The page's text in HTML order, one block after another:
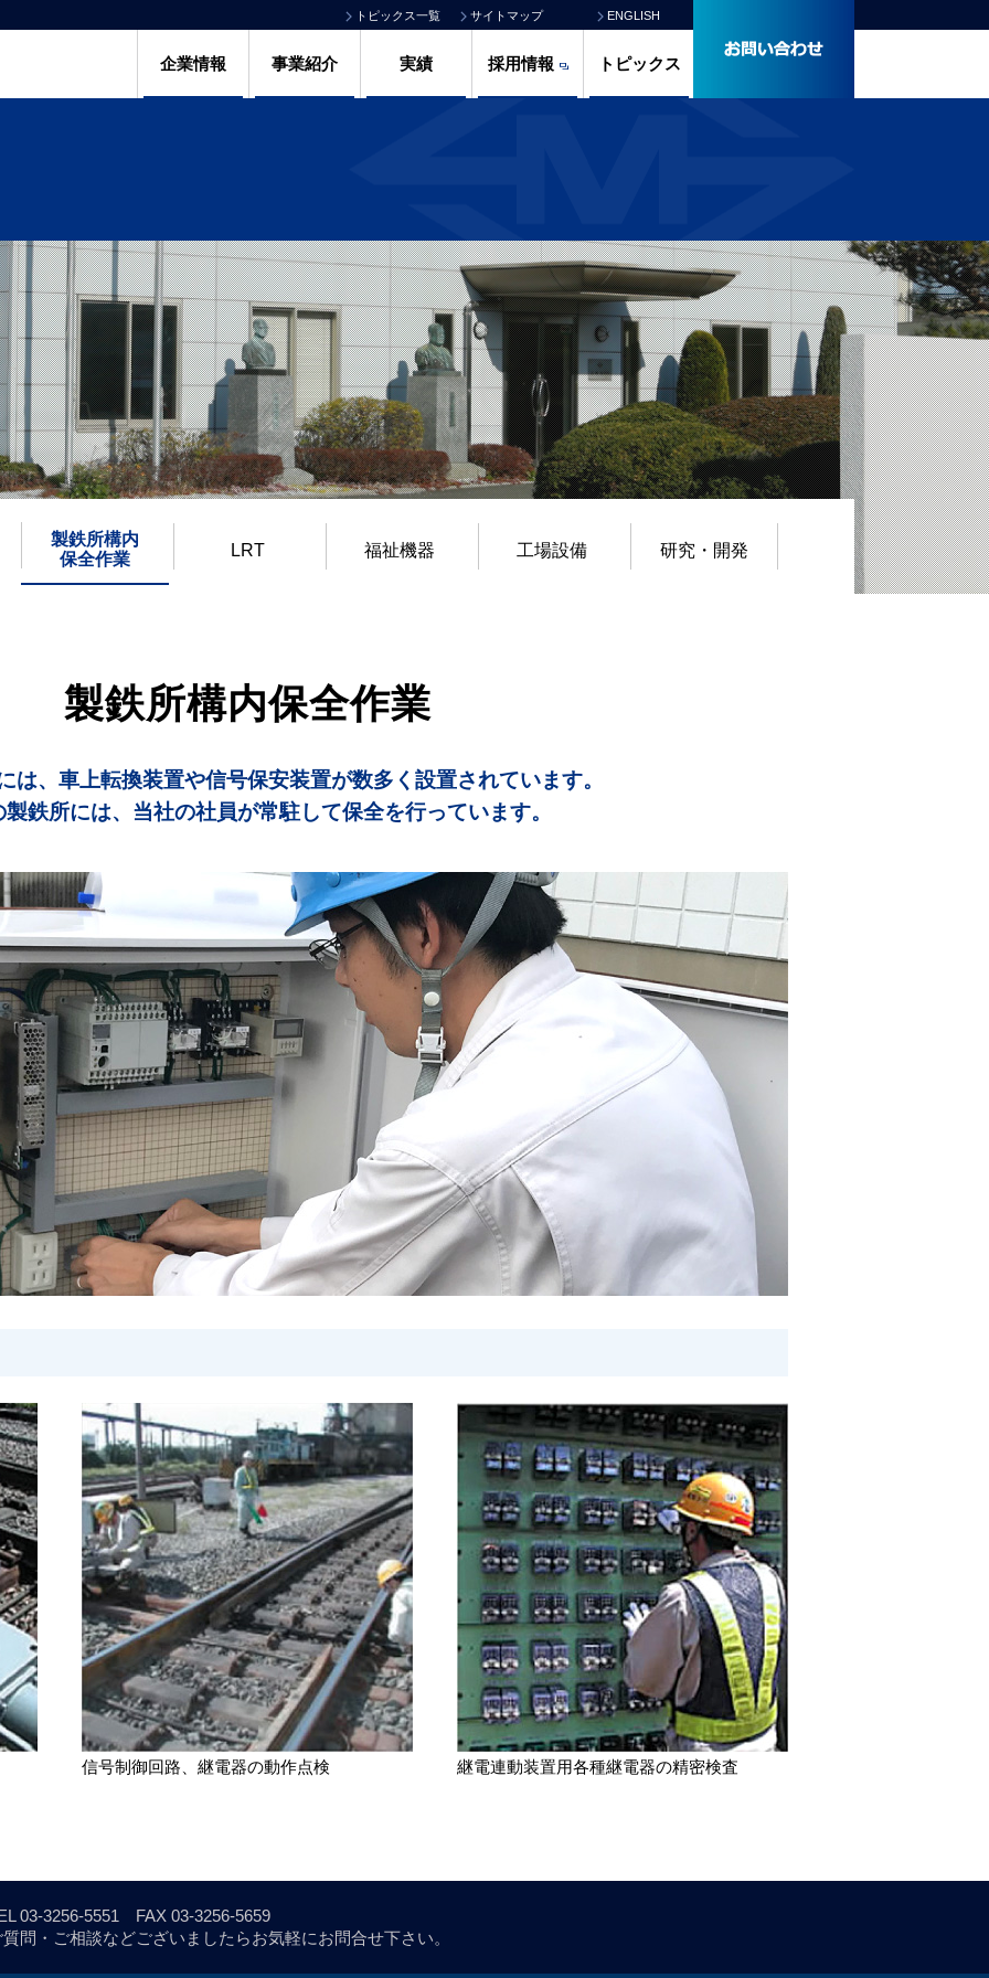
トピックス一覧 サイトマップ ENGLISH
企業情報 事業紹介 実績 採用情報 トピックス
製鉄所構内
保全作業
LRT 福祉機器 工場設備 研究・開発
製鉄所構内保全作業
は、車上転換装置や信号保安装置が数多く設置されています。
鉄所には、当社の社員が常駐して保全を行っています。
信号制御回路、継電器の動作点検 継電連動装置用各種継電器の精密検査
03-3256-5551
FAX 03-3256-5659
質問・ご相談などございましたらお気軽にお問合せ下さい。